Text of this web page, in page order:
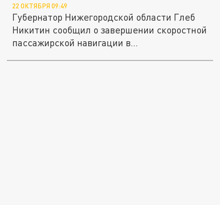
22 ОКТЯБРЯ 09:49
Губернатор Нижегородской области Глеб
Никитин сообщил о завершении скоростной
пассажирской навигации в...